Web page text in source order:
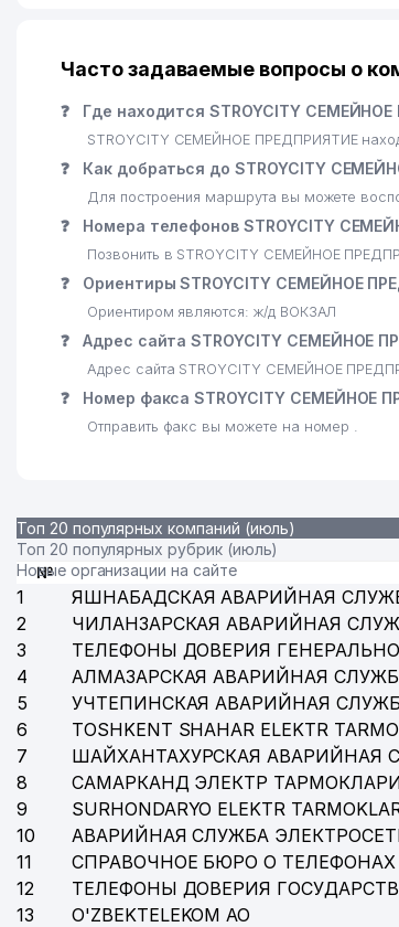
Часто задаваемые вопросы о
❓ Где находится STROYCITY
STROYCITY СЕМЕЙНОЕ ПРЕДПРИЯТИЕ
❓ Как добраться до STROYCITY
Для построения маршрута вы можете
❓ Номера телефонов STROYCITY
Позвонить в STROYCITY СЕМЕЙНОЕ
❓ Ориентиры STROYCITY СЕМЕЙНОЕ
Ориентиром являются: ж/д ВОКЗАЛ
❓ Адрес сайта STROYCITY СЕМЕЙНОЕ
Адрес сайта STROYCITY СЕМЕЙНОЕ
❓ Номер факса STROYCITY СЕМЕЙНОЕ
Отправить факс вы можете на номер .
Топ 20 популярных компаний (июль)
Топ 20 популярных рубрик (июль)
Новые организации на сайте
№
1 ЯШНАБАДСКАЯ АВАРИЙНАЯ
2
ЧИЛАНЗАРСКАЯ АВАРИЙНАЯ
3
ТЕЛЕФОНЫ ДОВЕРИЯ
4
АЛМАЗАРСКАЯ АВАРИЙНАЯ
5
УЧТЕПИНСКАЯ АВАРИЙНАЯ
6
TOSHKENT SHAHAR ELEKTR
7
ШАЙХАНТАХУРСКАЯ АВАРИЙНАЯ
8
САМАРКАНД ЭЛЕКТР
9
SURHONDARYO ELEKTR
10
АВАРИЙНАЯ СЛУЖБА
11
СПРАВОЧНОЕ БЮРО О
12
ТЕЛЕФОНЫ ДОВЕРИЯ
13
O'ZBEKTELEKOM АО